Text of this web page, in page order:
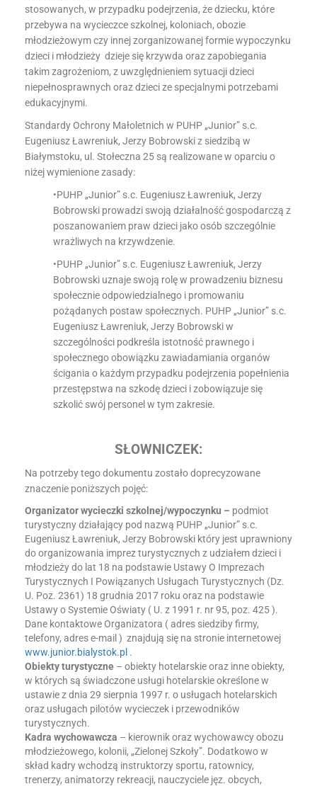
stosowanych, w przypadku podejrzenia, że dziecku, które
przebywa na wycieczce szkolnej, koloniach, obozie
młodzieżowym czy innej zorganizowanej formie wypoczynku
dzieci i młodzieży dzieje się krzywda oraz zapobiegania
takim zagrożeniom, z uwzględnieniem sytuacji dzieci
niepełnosprawnych oraz dzieci ze specjalnymi potrzebami
edukacyjnymi.
Standardy Ochrony Małoletnich w PUHP „Junior” s.c.
Eugeniusz Ławreniuk, Jerzy Bobrowski z siedzibą w
Białymstoku, ul. Stołeczna 25 są realizowane w oparciu o
niżej wymienione zasady:
•PUHP „Junior” s.c. Eugeniusz Ławreniuk, Jerzy
Bobrowski prowadzi swoją działalność gospodarczą z
poszanowaniem praw dzieci jako osób szczególnie
wrażliwych na krzywdzenie.
•PUHP „Junior” s.c. Eugeniusz Ławreniuk, Jerzy
Bobrowski uznaje swoją rolę w prowadzeniu biznesu
społecznie odpowiedzialnego i promowaniu
pożądanych postaw społecznych. PUHP „Junior” s.c.
Eugeniusz Ławreniuk, Jerzy Bobrowski w
szczególności podkreśla istotność prawnego i
społecznego obowiązku zawiadamiania organów
ścigania o każdym przypadku podejrzenia popełnienia
przestępstwa na szkodę dzieci i zobowiązuje się
szkolić swój personel w tym zakresie.
SŁOWNICZEK:
Na potrzeby tego dokumentu zostało doprecyzowane
znaczenie poniższych pojęć:
Organizator wycieczki szkolnej/wypoczynku – podmiot
turystyczny działający pod nazwą PUHP „Junior” s.c.
Eugeniusz Ławreniuk, Jerzy Bobrowski który jest uprawniony
do organizowania imprez turystycznych z udziałem dzieci i
młodzieży do lat 18 na podstawie Ustawy O Imprezach
Turystycznych I Powiązanych Usługach Turystycznych (Dz.
U. Poz. 2361) 18 grudnia 2017 roku oraz na podstawie
Ustawy o Systemie Oświaty ( U. z 1991 r. nr 95, poz. 425 ).
Dane kontaktowe Organizatora ( adres siedziby firmy,
telefony, adres e-mail ) znajdują się na stronie internetowej
www.junior.bialystok.pl .
Obiekty turystyczne – obiekty hotelarskie oraz inne obiekty,
w których są świadczone usługi hotelarskie określone w
ustawie z dnia 29 sierpnia 1997 r. o usługach hotelarskich
oraz usługach pilotów wycieczek i przewodników
turystycznych.
Kadra wychowawcza – kierownik oraz wychowawcy obozu
młodzieżowego, kolonii, „Zielonej Szkoły”. Dodatkowo w
skład kadry wchodzą instruktorzy sportu, ratownicy,
trenerzy, animatorzy rekreacji, nauczyciele jęz. obcych,